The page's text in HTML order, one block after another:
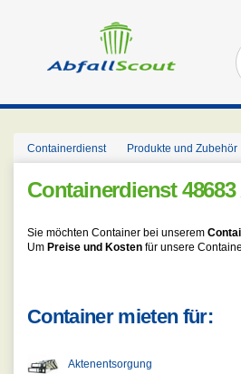
Containerdienst Produkte und Zubehör
Containerdienst
Sie möchten Container bei unserem
Um Preise und Kosten für unsere
Container mieten für:
Aktenentsorgung